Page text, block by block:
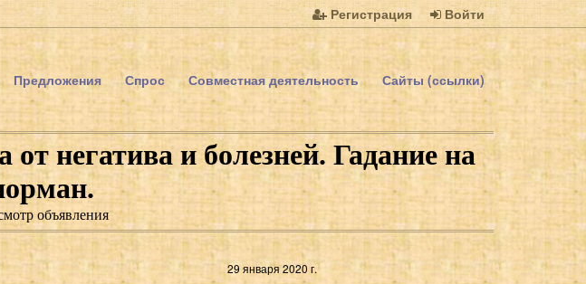
Регистрация Войти
Предложения Спрос Совместная деятельность Сайты (ссылки)
негатива и болезней. Гадание на
объявления
29 января 2020 г.